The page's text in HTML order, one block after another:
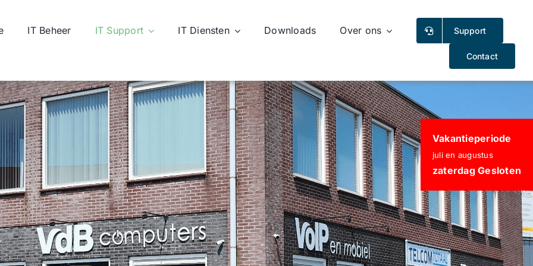
Vakantieperiode
juli en augustus
zaterdag Gesloten
IT Beheer IT Support IT Diensten Downloads Over ons Support
Contact